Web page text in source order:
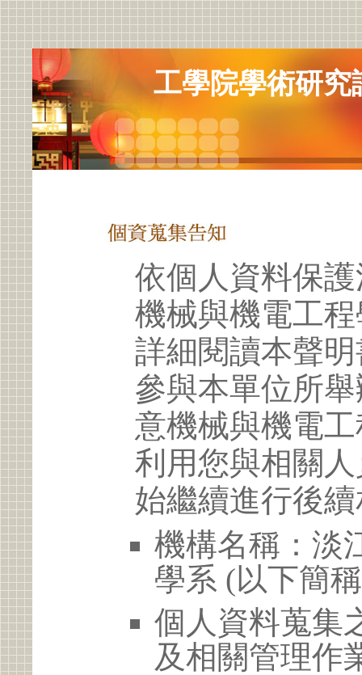
工學院學術研究
依個人資料保
機械與機電工
詳細閱讀本聲
參與本單位所
意機械與機電
利用您與相關
始繼續進行後
機構名稱：淡
學系 (以下簡
個人資料蒐集
及相關管理作